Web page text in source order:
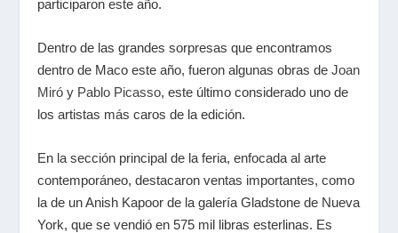
participaron este año.
Dentro de las grandes sorpresas que encontramos
dentro de Maco este año, fueron algunas obras deJoan
Miró y Pablo Picasso, este último considerado uno de
los artistas más caros de la edición.
En la sección principal de la feria, enfocada al arte
contemporáneo, destacaron ventas importantes, como
la de un Anish Kapoor de la galería Gladstone de Nueva
York, que se vendió en 575 mil libras esterlinas. Es